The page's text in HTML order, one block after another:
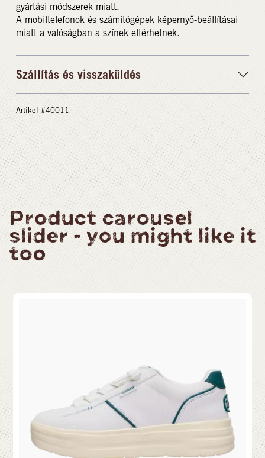
gyártási módszerek miatt.
A mobiltelefonok és számítógépek képernyő-beállításai
miatt a valóságban a színek eltérhetnek.
Szállítás és visszaküldés
Artikel #40011
Product carousel
slider - you might like it
too